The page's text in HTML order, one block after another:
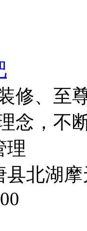
修、至
念，不
理
县北湖